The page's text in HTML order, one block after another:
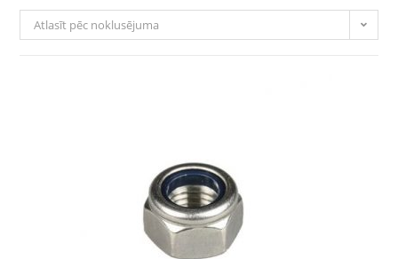
Atlasīt pēc noklusējuma